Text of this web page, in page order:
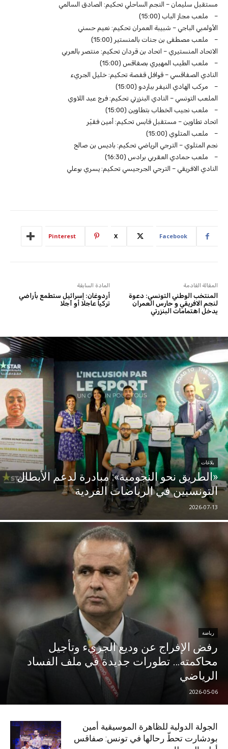
مستقبل سليمان – النجم الساحلي تحكيم: الصادق السالمي
– ملعب مجاز الباب (15:00)
الأولمبي الباجي – شبيبة العمران تحكيم: نعيم حسني
– ملعب مصطفى بن جنات بالمنستير (15:00)
الاتحاد المنستيري – اتحاد بن قردان تحكيم: منتصر بالعربي
– ملعب الطيب المهيري بصفاقس (15:00)
النادي الصفاقسي – قوافل قفصة تحكيم: خليل الجريء
– مركب الهادي النيفر بباردو (15:00)
الملعب التونسي – النادي البنزرتي تحكيم: فرج عبد اللاوي
– ملعب نجيب الخطاب بتطاوين (15:00)
اتحاد تطاوين – مستقبل قابس تحكيم: أمين فقيّر
– ملعب المتلوي (15:00)
نجم المتلوي – الترجي الرياضي تحكيم: باديس بن صالح
– ملعب حمادي العقربي برادس (16:30)
النادي الافريقي – الترجي الجرجيسي تحكيم: يسري بوعلي
Facebook
X
Pinterest
المادة السابقة
أردوغان: إسرائيل ستطمع بأراضي
تركيا عاجلا أو آجلا
المقالة القادمة
المنتخب الوطني التونسي: دعوة
لنجم الافريقي و حارس العمران
يدخل اهتمامات البنزرتي
بلاغات
«الطريق نحو النجومية»: مبادرة لدعم الأبطال
التونسيين في الرياضات الفردية
2026-07-13
رياضة
رفض الإفراج عن وديع الجريء وتأجيل
محاكمته… تطورات جديدة في ملف الفساد
الرياضي
2026-05-06
الجولة الدولية للظاهرة الموسيقية أمين
بودشارت تحطّ رحالها في تونس: صفاقس